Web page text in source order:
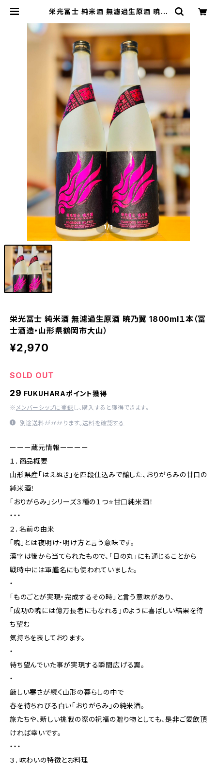
栄光冨士 純米酒 無濾過生原酒 暁乃
岡市大山） | 【BASE公式】福原酒店
｜創業1928年・広島の日本酒・限定
酒を全国通販
1/1
栄光冨士 純米酒 無濾過生原酒 暁乃翼 1800ml１本（冨
士酒造・山形県鶴岡市大山）
¥2,970
SOLD OUT
29 FUKUHARAポイント獲得
※ メンバーシップに登録 し、購入すると獲得できます。
別途送料がかかります。送料を確認する
ーーー蔵元情報ーーーー
１．商品概要
山形県産「はえぬき」を四段仕込みで醸した、おりがらみの甘口の
純米酒！
「おりがらみ」シリーズ３種の１つ⭐️甘口純米酒！
・・・
２．名前の由来
「暁」とは夜明け・明け方と言う意味です。
漢字は後から当てられたもので、「日の丸」にも通じることから
戦時中には軍艦名にも使われていました。
・
「ものごとが実現・完成するその時」と言う意味があり、
「成功の暁には億万長者にもなれる」のように喜ばしい結果を待
ち望む
気持ちを表しております。
・
待ち望んでいた事が実現する瞬間広げる翼。
・
厳しい寒さが続く山形の暮らしの中で
春を待ちわびる白い「おりがらみ」の純米酒。
旅たちや、新しい挑戦の際の祝福の贈り物としても、是非ご愛飲頂
ければ幸いです。
・・・
３．味わいの特徴とお料理